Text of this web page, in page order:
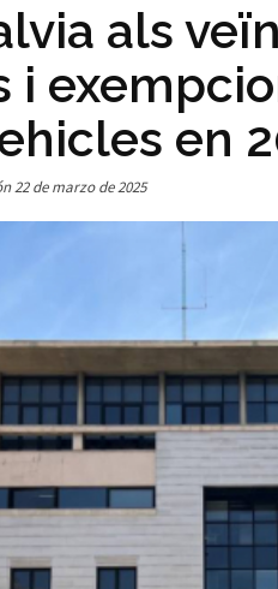
als
i
en
22 de marzo de 2025